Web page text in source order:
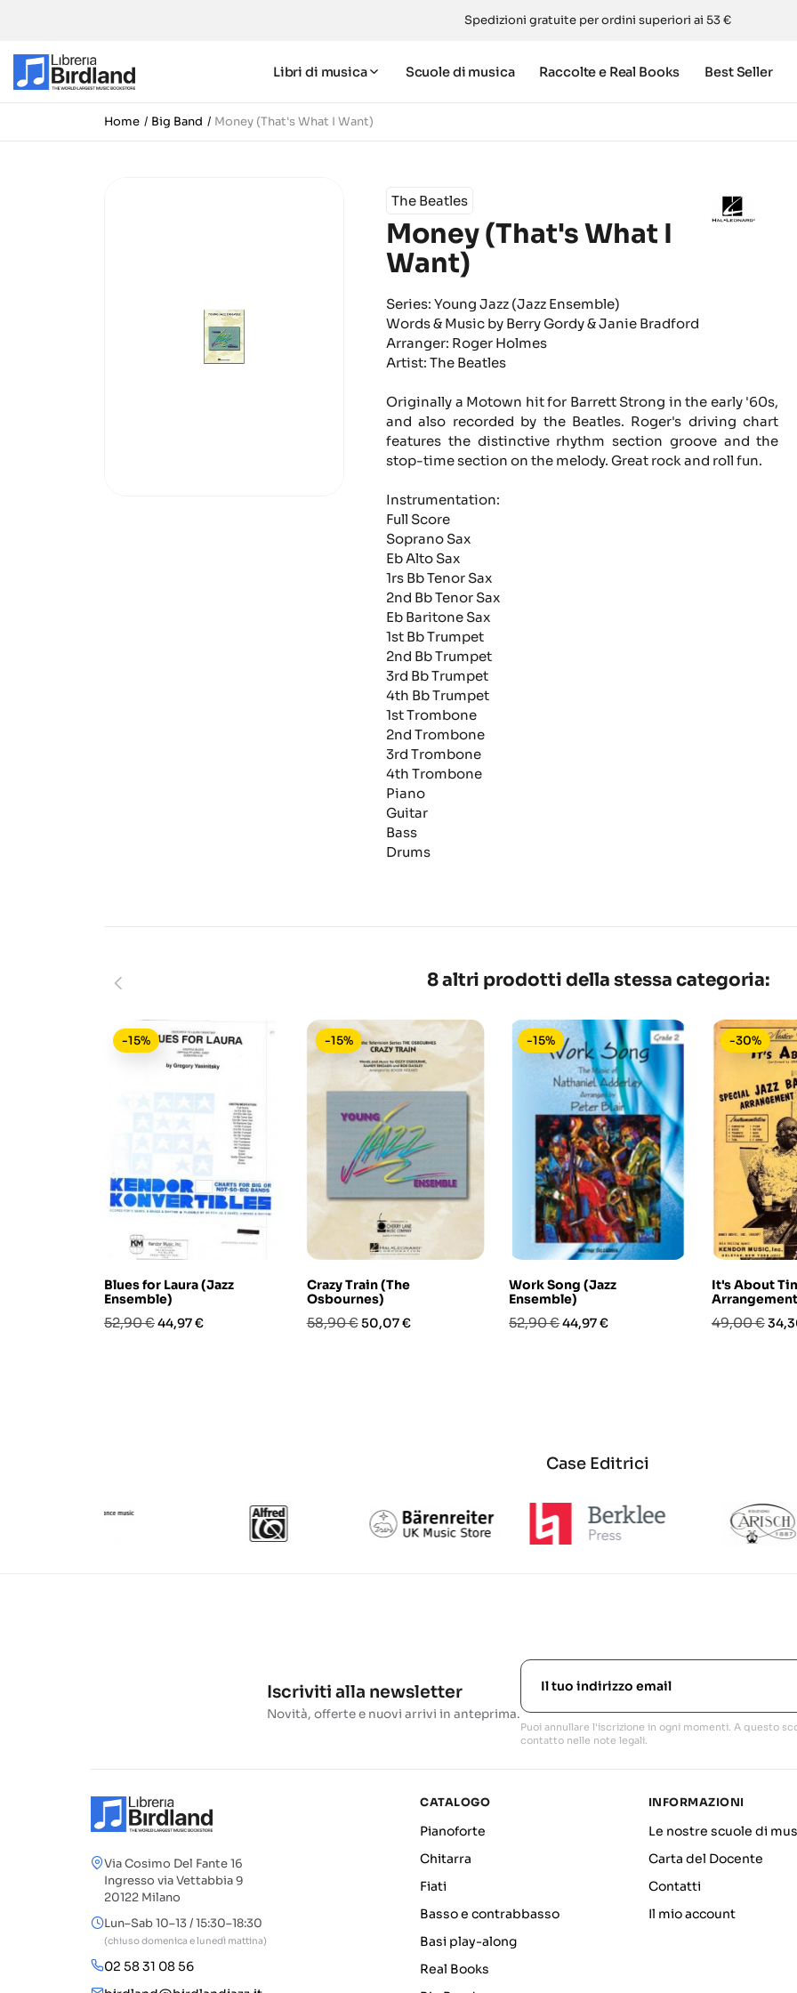
Spedizioni gratuite per ordini superiori ai 53 €
Libri di musica Scuole di musica Raccolte e Real Books Best Seller
Home Big Band Money (That's What I Want)
The Beatles
Money (That's What I
Want)
Series: Young Jazz (Jazz Ensemble)
Words & Music by Berry Gordy & Janie Bradford
Arranger: Roger Holmes
Artist: The Beatles
Originally a Motown hit for Barrett Strong in the early '60s,
and also recorded by the Beatles. Roger's driving chart
features the distinctive rhythm section groove and the
stop-time section on the melody. Great rock and roll fun.
Instrumentation:
Full Score
Soprano Sax
Eb Alto Sax
1rs Bb Tenor Sax
2nd Bb Tenor Sax
Eb Baritone Sax
1st Bb Trumpet
2nd Bb Trumpet
3rd Bb Trumpet
4th Bb Trumpet
1st Trombone
2nd Trombone
3rd Trombone
4th Trombone
Piano
Guitar
Bass
Drums
8 altri prodotti della stessa categoria:
Blues for Laura (Jazz
Ensemble)
Prezzo
52,90 €Prezzo
44,97 €
-15%
Crazy Train (The
Osbournes)
Prezzo
58,90 €Prezzo
50,07 €
-15%
Work Song (Jazz
Ensemble)
Prezzo
52,90 €Prezzo
44,97 €
-15%
It's About
Prezzo
49,00 €
-30%
Case Editrici
Iscriviti alla newsletter
Novità, offerte e nuovi arrivi in anteprima.
Puoi annullare l'iscrizione in ogni momenti. A questo
contatto nelle note legali.
Via Cosimo Del Fante 16
Ingresso via Vettabbia 9
20122 Milano
Lun–Sab 10–13 / 15:30–18:30
(chiuso domenica e lunedì mattina)
02 58 31 08 56
CATALOGO
Pianoforte
Chitarra
Fiati
Basso e contrabbasso
Basi play-along
Real Books
INFORMAZIONI
Le nostre scuole di
Carta del Docente
Contatti
Il mio account